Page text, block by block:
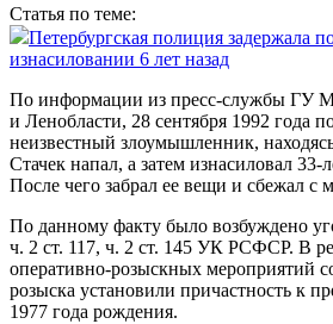
Статья по теме:
Петербургская полиция задержала
изнасиловании 6 лет назад
По информации из пресс-службы ГУ
и Ленобласти, 28 сентября 1992 года
неизвестный злоумышленник,
Стачек напал, а затем изнасиловал
После чего забрал ее вещи и сбежал с
По данному факту было возбуждено
ч. 2 ст. 117, ч. 2 ст. 145 УК РСФСР. В
оперативно-розыскных мероприятий
розыска установили причастность к
1977 года рождения.